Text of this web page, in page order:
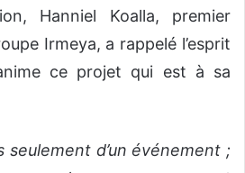
Hanniel Koalla, premier
Irmeya, a rappelé l’esprit
ce projet qui est à sa
seulement d’un événement ;